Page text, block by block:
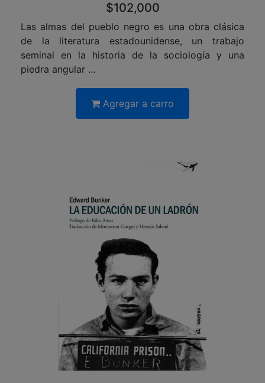
$102,000
Las almas del pueblo negro es una obra clásica
de la literatura estadounidense, un trabajo
seminal en la historia de la sociología y una
piedra angular ...
Agregar a carro